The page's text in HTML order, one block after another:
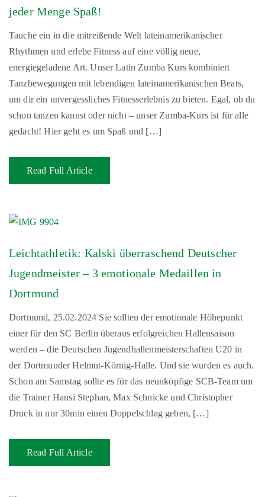
jeder Menge Spaß!
Tauche ein in die mitreißende Welt lateinamerikanischer
Rhythmen und erlebe Fitness auf eine völlig neue,
energiegeladene Art. Unser Latin Zumba Kurs kombiniert
Tanzbewegungen mit lebendigen lateinamerikanischen Beats,
um dir ein unvergessliches Fitnesserlebnis zu bieten. Egal, ob du
schon tanzen kannst oder nicht – unser Zumba-Kurs ist für alle
gedacht! Hier geht es um Spaß und […]
Read Full Article
Leichtathletik: Kalski überraschend Deutscher
Jugendmeister – 3 emotionale Medaillen in
Dortmund
Dortmund, 25.02.2024 Sie sollten der emotionale Höhepunkt
einer für den SC Berlin überaus erfolgreichen Hallensaison
werden – die Deutschen Jugendhallenmeisterschaften U20 in
der Dortmunder Helmut-Körnig-Halle. Und sie wurden es auch.
Schon am Samstag sollte es für das neunköpfige SCB-Team um
die Trainer Hansi Stephan, Max Schnicke und Christopher
Druck in nur 30min einen Doppelschlag geben, […]
Read Full Article